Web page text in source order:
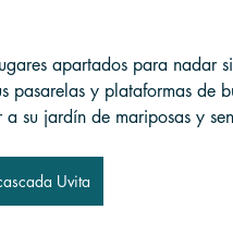
apartados para nadar
pasarelas y plataformas de
su jardín de mariposas y
Uvita